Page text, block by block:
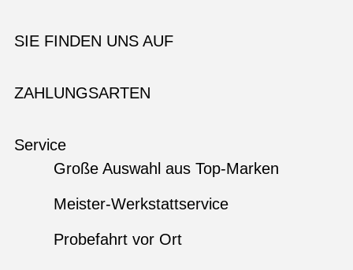
SIE FINDEN UNS AUF
ZAHLUNGSARTEN
Service
Große Auswahl aus Top-Marken
Meister-Werkstattservice
Probefahrt vor Ort